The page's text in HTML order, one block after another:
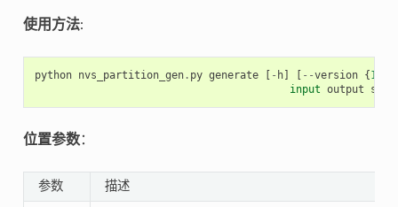
使用方法:
python nvs_partition_gen. py generate [ - h] [ --version {1
input output size
位置参数：
参数 描述